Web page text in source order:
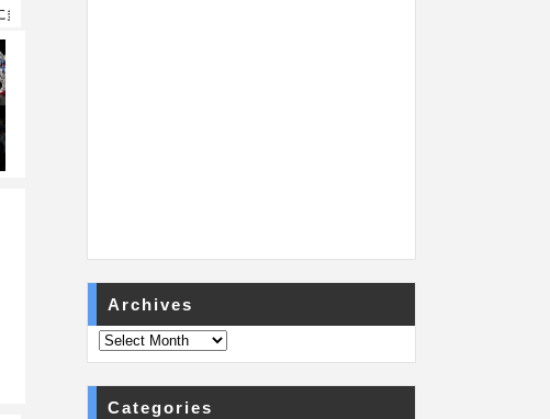
Archives
Categories